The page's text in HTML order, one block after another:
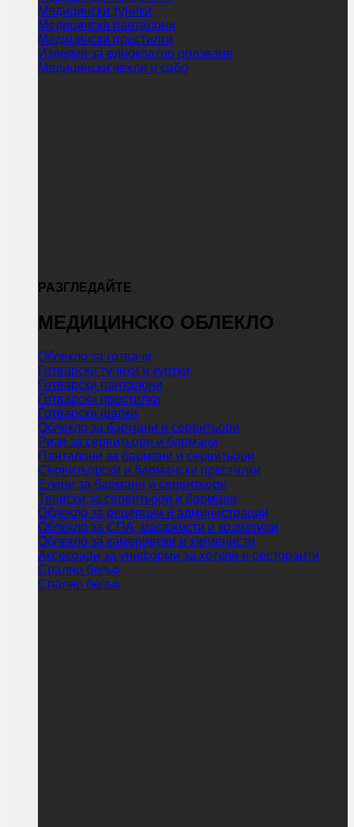
Медицински туники
Медицински панталони
Медицински престилки
Изделия за еднократно ползване
Медицински чехли и сабо
РАЗГЛЕДАЙТЕ
МЕДИЦИНСКО ОБЛЕКЛО
Облекло за готвачи
Готварски туники и куртки
Готварски панталони
Готварски престилки
Готварски шапки
Облекло за бармани и сервитьори
Ризи за сервитьори и бармани
Панталони за бармани и сервитьори
Сервитьорски и бармански престилки
Елеци за бармани и сервитьори
Тениски за сервитьори и бармани
Облекло за рецепции и администрации
Облекло за СПА, масажисти и козметици
Облекло за камериерки и хигиенисти
Аксесоари за униформи за хотели и ресторанти
Спално бельо
Спално бельо